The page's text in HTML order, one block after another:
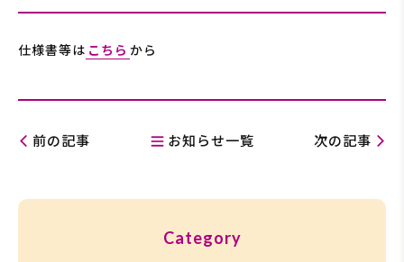
仕様書等は こちら から
前の記事 お知らせ一覧 次の記事
Categoryカ